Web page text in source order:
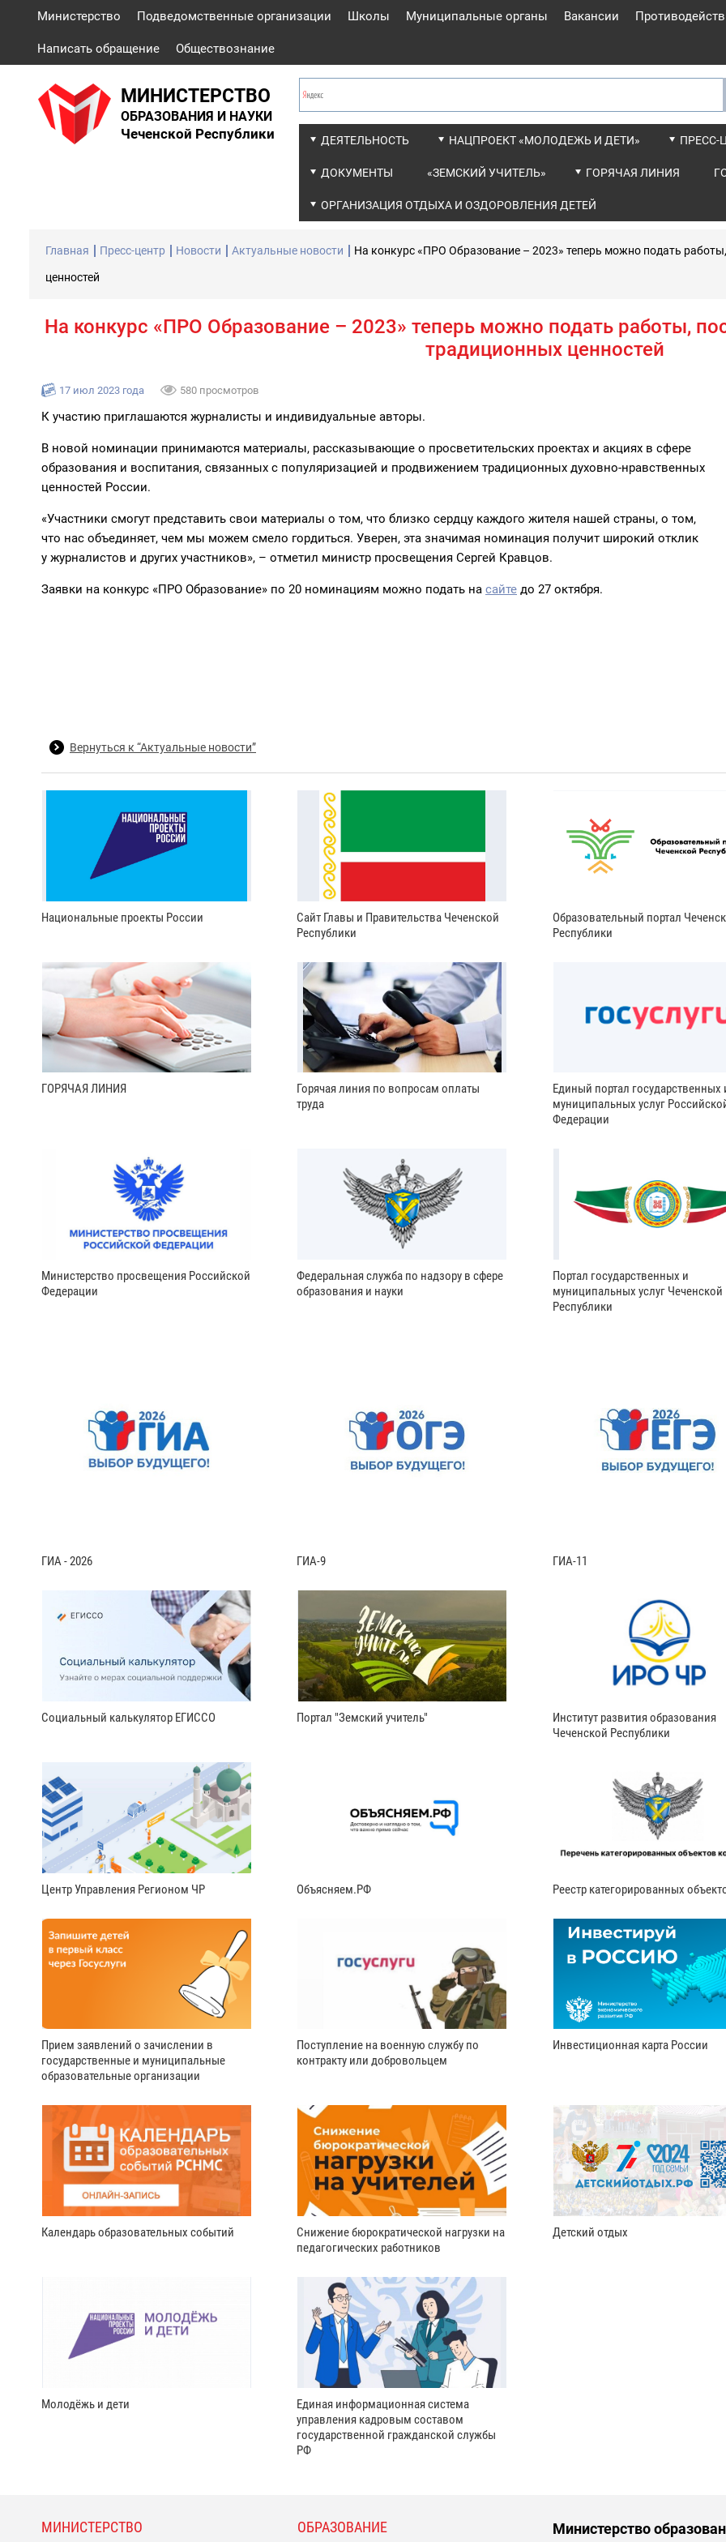
Министерство Подведомственные организации Школы Муниципальные органы Вакансии
Написать обращение Обществознание
МИНИСТЕРСТВО
ОБРАЗОВАНИЯ И НАУКИ
Чеченской Республики ДЕЯТЕЛЬНОСТЬ НАЦПРОЕКТ «МОЛОДЕЖЬ И ДЕТИ» ПРЕСС-
ДОКУМЕНТЫ «ЗЕМСКИЙ УЧИТЕЛЬ» ГОРЯЧАЯ ЛИНИЯ
ОРГАНИЗАЦИЯ ОТДЫХА И ОЗДОРОВЛЕНИЯ ДЕТЕЙ
Главная Пресс-центр Новости Актуальные новости На конкурс «ПРО Образование – 2023» теперь можно подать
ценностей
На конкурс «ПРО Образование – 2023» теперь можно подать работы,
традиционных ценностей
17 июл 2023 года 580 просмотров
К участию приглашаются журналисты и индивидуальные авторы.
В новой номинации принимаются материалы, рассказывающие о просветительских проектах и акциях в сфере
образования и воспитания, связанных с популяризацией и продвижением традиционных духовно-нравственных
ценностей России.
«Участники смогут представить свои материалы о том, что близко сердцу каждого жителя нашей страны, о том,
что нас объединяет, чем мы можем смело гордиться. Уверен, эта значимая номинация получит широкий отклик
у журналистов и других участников», – отметил министр просвещения Сергей Кравцов.
Заявки на конкурс «ПРО Образование» по 20 номинациям можно подать на сайте до 27 октября.
Вернуться к “Актуальные новости”
Национальные проекты России
Сайт Главы и Правительства Чеченской
Республики
Образовательный портал
Республики
ГОРЯЧАЯ ЛИНИЯ
Горячая линия по вопросам оплаты
труда
Единый портал государственных
муниципальных услуг
Федерации
Министерство просвещения Российской
Федерации
Федеральная служба по надзору в сфере
образования и науки
Портал государственных и
муниципальных услуг Чеченской
Республики
ГИА - 2026 ГИА-9 ГИА-11
Социальный калькулятор ЕГИССО Портал "Земский учитель"
Институт развития образования
Чеченской Республики
Центр Управления Регионом ЧР Объясняем.РФ Реестр категорированных
Прием заявлений о зачислении в
государственные и муниципальные
образовательные организации
Поступление на военную службу по
контракту или добровольцем
Инвестиционная карта России
Календарь образовательных событий
Снижение бюрократической нагрузки на
педагогических работников
Детский отдых
Молодёжь и дети
Единая информационная система
управления кадровым составом
государственной гражданской службы
РФ
МИНИСТЕРСТВО ОБРАЗОВАНИЕ Министерство